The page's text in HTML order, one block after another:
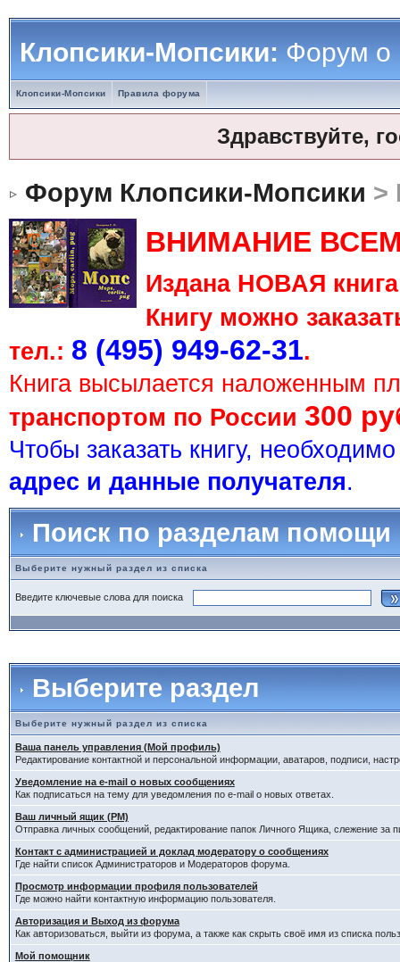
Клопсики-Мопсики:Форум о
Клопсики-Мопсики Правила форума
Здравствуйте,
Форум Клопсики-Мопсики >
ВНИМАНИЕ
Издана НОВАЯ
Книгу можно
тел.: 8 (495) 949-62-31.
Книга высылается наложенным
транспортом по России 300
Чтобы заказать книгу,
адрес и данные получателя.
Поиск по разделам помощи
Выберите нужный раздел из списка
Введите ключевые слова для поиска
Выберите раздел
Выберите нужный раздел из списка
Ваша панель управления (Мой профиль)
Редактирование контактной и персональной информации, аватаров, подписи,
Уведомление на e-mail о новых сообщениях
Как подписаться на тему для уведомления по e-mail о новых ответах.
Ваш личный ящик (PM)
Отправка личных сообщений, редактирование папок Личного Ящика, слежение за
Контакт с администрацией и доклад модератору о сообщениях
Где найти список Администраторов и Модераторов форума.
Просмотр информации профиля пользователей
Где можно найти контактную информацию пользователя.
Авторизация и Выход из форума
Как авторизоваться, выйти из форума, а также как скрыть своё имя из списка
Мой помощник